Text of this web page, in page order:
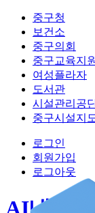
중구청
보건소
중구의회
중구교육지
여성플라자
도서관
시설관리공
중구시설지
로그인
회원가입
로그아웃